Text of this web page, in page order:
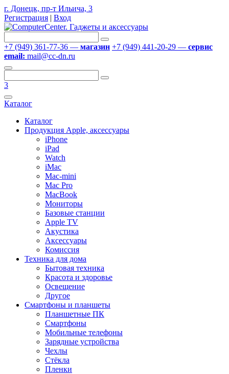
г. Донецк, пр-т Ильича, 3
Регистрация | Вход
+7 (949) 361-77-36 — магазин +7 (949) 441-20-29 — сервис
email: mail@cc-dn.ru
3
Каталог
Каталог
Продукция Apple, аксессуары
iPhone
iPad
Watch
iMac
Mac-mini
Mac Pro
MacBook
Мониторы
Базовые станции
Apple TV
Акустика
Аксессуары
Комиссия
Техника для дома
Бытовая техника
Красота и здоровье
Освещение
Другое
Смартфоны и планшеты
Планшетные ПК
Смартфоны
Мобильные телефоны
Зарядные устройства
Чехлы
Стёкла
Пленки